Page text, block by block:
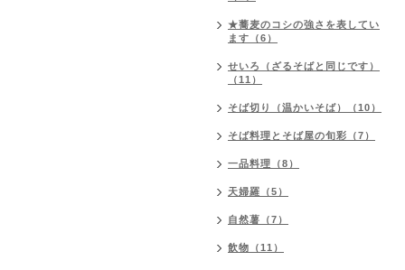
★蕎麦のコシの強さを表してい
ます（6）
せいろ（ざるそばと同じです）
（11）
そば切り（温かいそば）（10）
そば料理とそば屋の旬彩（7）
一品料理（8）
天婦羅（5）
自然薯（7）
飲物（11）